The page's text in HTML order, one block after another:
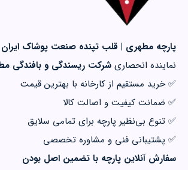
پارچه مطهری | قلب تپنده صنعت پوشاک ایران
نماینده انحصاری شرکت ریسندگی و بافندگی
✅ خرید مستقیم از کارخانه با بهترین قیمت
✅ ضمانت کیفیت و اصالت کالا
✅ تنوع بی‌نظیر پارچه برای تمامی سلایق
✅ پشتیبانی فنی و مشاوره تخصصی
سفارش آنلاین پارچه با تضمین اصل بودن